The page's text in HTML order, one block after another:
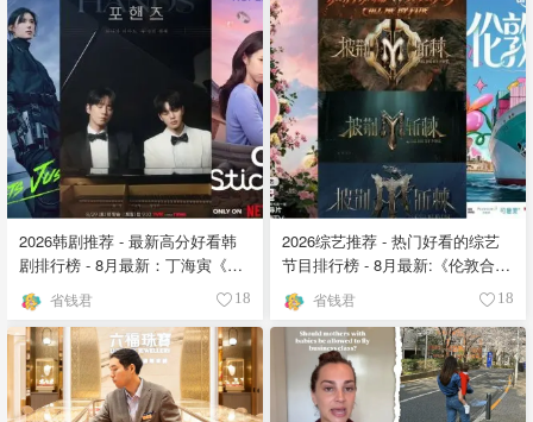
2026韩剧推荐 - 最新高分好看韩
剧排行榜 - 8月最新：丁海寅《我
的荒糖恋爱 》上线❣️
省钱君 18
2026综艺推荐 - 热门好看的综艺
节目排行榜 - 8月最新:《​​伦敦合伙
人》回归啦
省钱君 18